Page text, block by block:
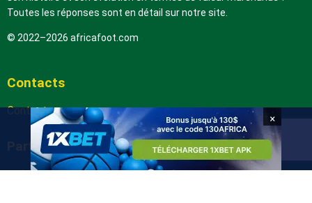
Toutes les réponses sont en détail sur notre site.
© 2022–2026 africafoot.com
Contacts
Contactez-nous
Partenaires
arabic.africafoot.com
×